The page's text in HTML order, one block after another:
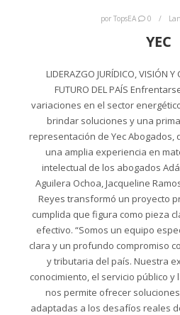
por TopsEA 0
YEC
LIDERAZGO JURÍDICO, VISIÓN
FUTURO DEL PAÍS
variaciones en el sector
brindar soluciones y una
representación de Yec Abogados,
una amplia experiencia en
intelectual de los abogados
Aguilera Ochoa, Jacqueline
Reyes transformó un proyecto
cumplida que figura como pieza
efectivo. “Somos un equipo
clara y un profundo compromiso
y tributaria del país. Nuestra
conocimiento, el servicio público y
nos permite ofrecer
adaptadas a los desafíos reales